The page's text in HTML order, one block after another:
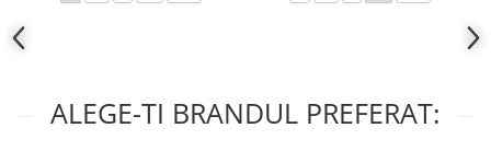
ALEGE-TI BRANDUL PREFERAT: